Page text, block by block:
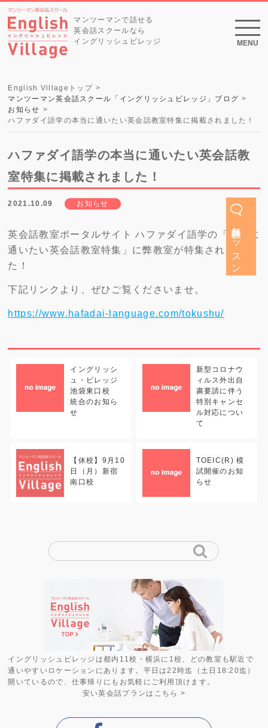
無料体験レッスン
マンツーマンで話せる
英会話スクールなら
イングリッシュビレッジ
MENU
English Villageトップ
マンツーマン英会話スクール「イングリッシュビレッジ」ブログ
お知らせ
ハファダイ語学の本当に通いたい英会話教室特集に掲載されました！
ハファダイ語学の本当に通いたい英会話教
室特集に掲載されました！
2021.10.09 お知らせ
英会話教室ポータルサイト ハファダイ語学の「本当に
通いたい英会話教室特集」 に弊教室が特集されまし
た！
下記リンクより、ぜひご覧くださいませ。
https://www.hafadai-language.com/tokushu/
イングリッシ
ュ・ビレッジ
池袋東口校
統合のお知ら
せ
新型コロナウ
ィルス外出自
粛要請に伴う
特別キャンセ
ル対応につい
て
【休校】9月10
日（月）新宿
南口校
TOEIC(R) 模
試開催のお知
らせ
イングリッシュビレッジは都内11校・横浜に1校、どの教室も駅近で
通いやすいロケーションにあります。平日は22時迄（土日18:20迄）
開いているので、仕事帰りにもお気軽にご利用頂けます。
安い英会話プラン はこちら >